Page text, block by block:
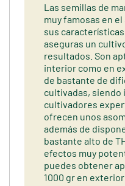
Las semillas de
muy famosas en
sus
aseguras un
resultados. Son
interior como en
de bastante de
cultivadas, siendo
cultivadores
ofrecen unos
además de
bastante alto de
efectos muy
puedes obtener
1000 gr en